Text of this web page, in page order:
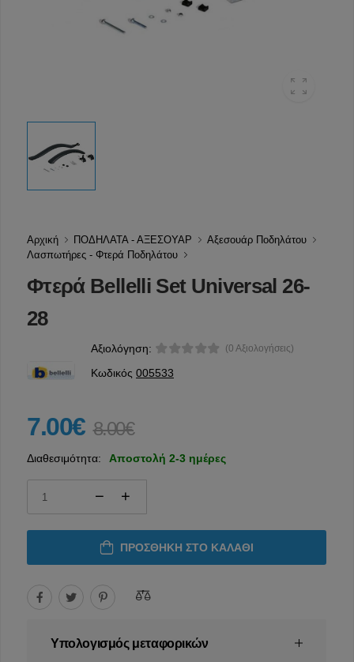
Αρχική ΠΟΔΗΛΑΤΑ - ΑΞΕΣΟΥΑΡ
Αξεσουάρ Ποδηλάτου
Λασπωτήρες - Φτερά Ποδηλάτου
Φτερά Bellelli Set Universal 26-
28
Αξιολόγηση: (0 Αξιολογήσεις)
Κωδικός 005533
7.00€ 8.00€
Διαθεσιμότητα: Αποστολή 2-3 ημέρες
ΠΡΟΣΘΉΚΗ ΣΤΟ ΚΑΛΆΘΙ
Υπολογισμός μεταφορικών